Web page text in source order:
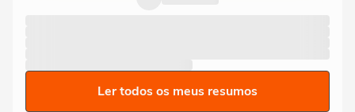
Ler todos os meus resumos